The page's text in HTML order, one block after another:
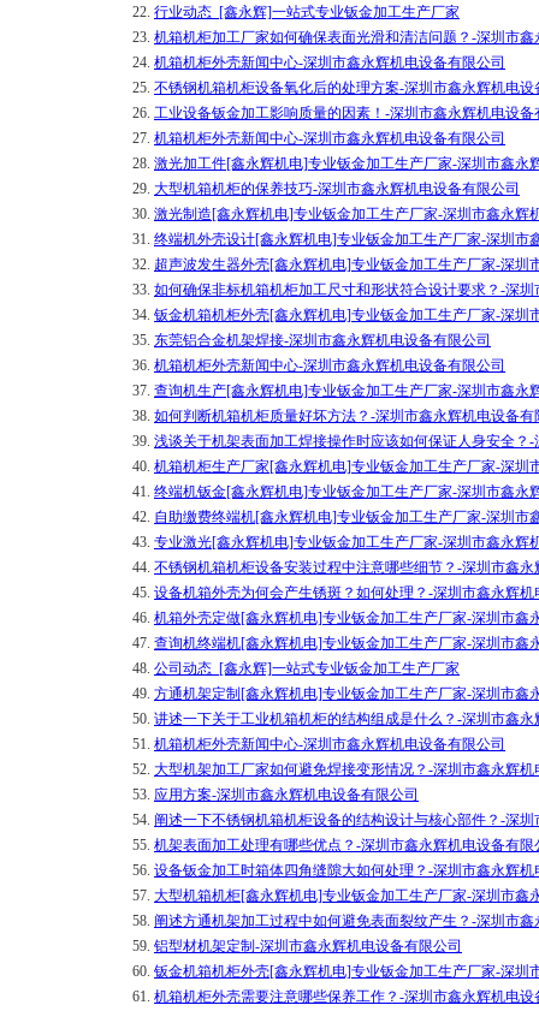
22. 行业动态_[鑫永辉]一站式专业钣金加工生产厂家
23. 机箱机柜加工厂家如何确保表面光滑和清洁问题？-深圳市
24. 机箱机柜外壳新闻中心-深圳市鑫永辉机电设备有限公司
25. 不锈钢机箱机柜设备氧化后的处理方案-深圳市鑫永辉机电设
26. 工业设备钣金加工影响质量的因素！-深圳市鑫永辉机电设备
27. 机箱机柜外壳新闻中心-深圳市鑫永辉机电设备有限公司
28. 激光加工件[鑫永辉机电]专业钣金加工生产厂家-深圳市鑫永
29. 大型机箱机柜的保养技巧-深圳市鑫永辉机电设备有限公司
30. 激光制造[鑫永辉机电]专业钣金加工生产厂家-深圳市鑫永辉
31. 终端机外壳设计[鑫永辉机电]专业钣金加工生产厂家-深圳市
32. 超声波发生器外壳[鑫永辉机电]专业钣金加工生产厂家-深圳
33. 如何确保非标机箱机柜加工尺寸和形状符合设计要求？-深
34. 钣金机箱机柜外壳[鑫永辉机电]专业钣金加工生产厂家-深圳
35. 东莞铝合金机架焊接-深圳市鑫永辉机电设备有限公司
36. 机箱机柜外壳新闻中心-深圳市鑫永辉机电设备有限公司
37. 查询机生产[鑫永辉机电]专业钣金加工生产厂家-深圳市鑫永
38. 如何判断机箱机柜质量好坏方法？-深圳市鑫永辉机电设备有
39. 浅谈关于机架表面加工焊接操作时应该如何保证人身安全？
40. 机箱机柜生产厂家[鑫永辉机电]专业钣金加工生产厂家-深圳
41. 终端机钣金[鑫永辉机电]专业钣金加工生产厂家-深圳市鑫永
42. 自助缴费终端机[鑫永辉机电]专业钣金加工生产厂家-深圳市
43. 专业激光[鑫永辉机电]专业钣金加工生产厂家-深圳市鑫永辉
44. 不锈钢机箱机柜设备安装过程中注意哪些细节？-深圳市鑫
45. 设备机箱外壳为何会产生锈斑？如何处理？-深圳市鑫永辉机
46. 机箱外壳定做[鑫永辉机电]专业钣金加工生产厂家-深圳市鑫
47. 查询机终端机[鑫永辉机电]专业钣金加工生产厂家-深圳市鑫
48. 公司动态_[鑫永辉]一站式专业钣金加工生产厂家
49. 方通机架定制[鑫永辉机电]专业钣金加工生产厂家-深圳市鑫
50. 讲述一下关于工业机箱机柜的结构组成是什么？-深圳市鑫
51. 机箱机柜外壳新闻中心-深圳市鑫永辉机电设备有限公司
52. 大型机架加工厂家如何避免焊接变形情况？-深圳市鑫永辉机
53. 应用方案-深圳市鑫永辉机电设备有限公司
54. 阐述一下不锈钢机箱机柜设备的结构设计与核心部件？-深
55. 机架表面加工处理有哪些优点？-深圳市鑫永辉机电设备有限
56. 设备钣金加工时箱体四角缝隙大如何处理？-深圳市鑫永辉机
57. 大型机箱机柜[鑫永辉机电]专业钣金加工生产厂家-深圳市鑫
58. 阐述方通机架加工过程中如何避免表面裂纹产生？-深圳市
59. 铝型材机架定制-深圳市鑫永辉机电设备有限公司
60. 钣金机箱机柜外壳[鑫永辉机电]专业钣金加工生产厂家-深圳
61. 机箱机柜外壳需要注意哪些保养工作？-深圳市鑫永辉机电设